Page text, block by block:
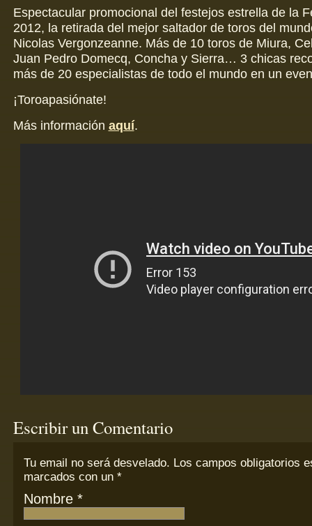
Espectacular promocional del festejos estrella de la
2012, la retirada del mejor saltador de toros del
Nicolas Vergonzeanne. Más de 10 toros de Miura,
Juan Pedro Domecq, Concha y Sierra… 3 chicas
más de 20 especialistas de todo el mundo en un
¡Toroapasiónate!
Más información aquí.
Escribir un Comentario
Tu email noserá desvelado. Los campos obligatorios
marcados con un *
Nombre *